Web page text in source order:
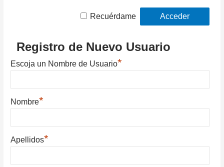
Recuérdame
Registro de Nuevo Usuario
Escoja un Nombre de Usuario*
Nombre*
Apellidos*